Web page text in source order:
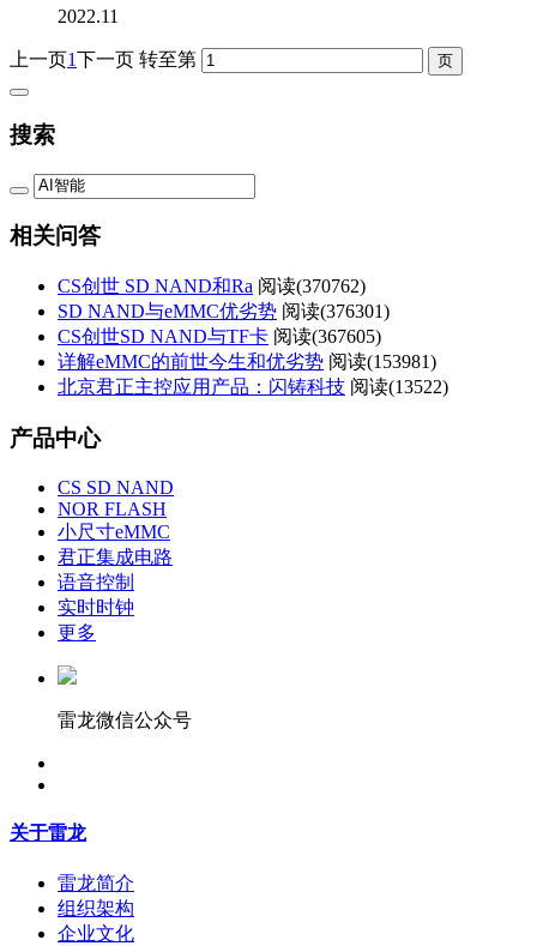
2022.11
上一页1下一页 转至第
搜索
相关问答
CS创世 SD NAND和Ra 阅读(370762)
SD NAND与eMMC优劣势 阅读(376301)
CS创世SD NAND与TF卡 阅读(367605)
详解eMMC的前世今生和优劣势 阅读(153981)
北京君正主控应用产品：闪铸科技 阅读(13522)
产品中心
CS SD NAND
NOR FLASH
小尺寸eMMC
君正集成电路
语音控制
实时时钟
更多
雷龙微信公众号
关于雷龙
雷龙简介
组织架构
企业文化